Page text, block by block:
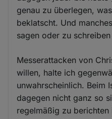
genau zu überlegen,
beklatscht. Und
sagen oder zu schreiben
Messerattacken von
willen, halte ich
unwahrscheinlich. Beim
dagegen nicht ganz so
regelmäßig zu